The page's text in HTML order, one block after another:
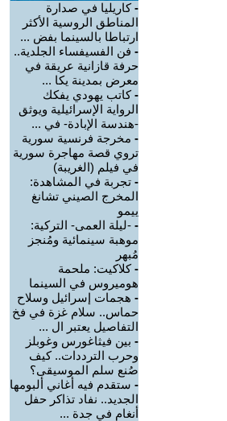
-كاريليا في صدارة
المناطق الروسية الأكثر
ارتباطا بالسينما بفض ...
- فن الفسيفساء الجلدية..
حرفة قازانية عريقة في
معرض بمدينة يكا ...
-كاتب يهودي يفكك
الرواية الإسرائيلية ويوثق
-هندسة الإبادة- في ...
- مخرجة فرنسية سورية
تروي قصة مهاجرة سورية
في فيلم (الغريبة)
- تجربة في المشاهدة:
المخرج الصيني تشانغ
ييمو
- -ليلة العمى- التركية:
موهبة سينمائية ومُنجز
مُبهر
-كلاكيت: ملحمة
هوميروس في السينما
- هجمات إسرائيل وسلاح
حماس.. سلام غزة في فخ
التفاصيل يعتبر ال ...
- بين فيثاغورس وغوبلز
وحرب الترددات.. كيف
صُنع سلم الموسيقى؟
- ستقدم فيه أغاني ألبومها
الجديد.. نفاد تذاكر حفل
أنغام في جدة ...